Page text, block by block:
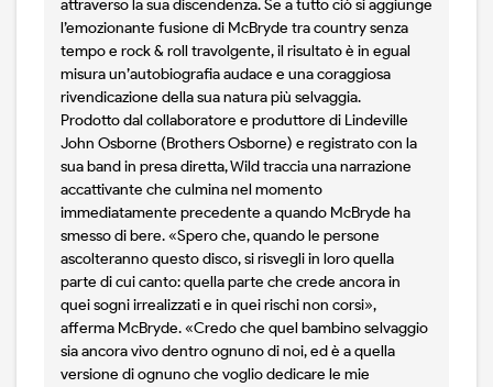
attraverso la sua discendenza. Se a tutto ciò si aggiunge
l’emozionante fusione di McBryde tra country senza
tempo e rock & roll travolgente, il risultato è in egual
misura un’autobiografia audace e una coraggiosa
rivendicazione della sua natura più selvaggia.
Prodotto dal collaboratore e produttore di Lindeville
John Osborne (Brothers Osborne) e registrato con la
sua band in presa diretta, Wild traccia una narrazione
accattivante che culmina nel momento
immediatamente precedente a quando McBryde ha
smesso di bere. «Spero che, quando le persone
ascolteranno questo disco, si risvegli in loro quella
parte di cui canto: quella parte che crede ancora in
quei sogni irrealizzati e in quei rischi non corsi»,
afferma McBryde. «Credo che quel bambino selvaggio
sia ancora vivo dentro ognuno di noi, ed è a quella
versione di ognuno che voglio dedicare le mie